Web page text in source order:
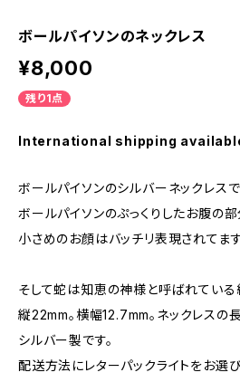
ボールパイソンのネックレス
¥8,000
残り1点
International shipping
ボールパイソンのシルバーネックレスで
ボールパイソンのぷっくりしたお腹の
小さめのお顔はバッチリ表現されてます
そして蛇は知恵の神様と呼ばれている
縦22mm。横幅12.7mm。ネックレスの
シルバー製です。
配送方法にレターパックライトをお選